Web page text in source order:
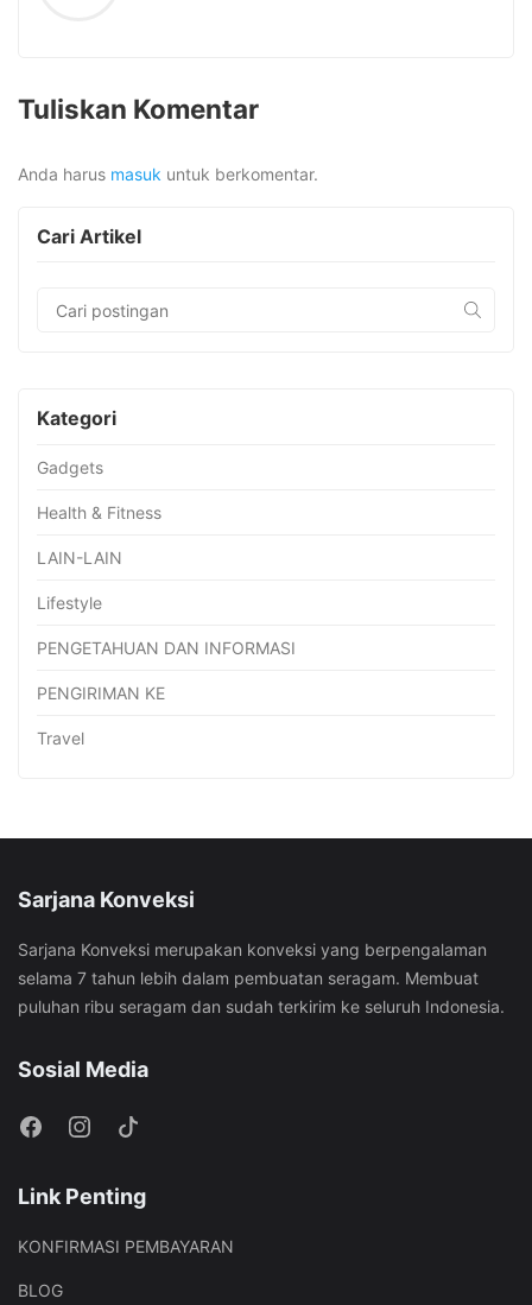
Tuliskan Komentar
Anda harus masuk untuk berkomentar.
Cari Artikel
Kategori
Gadgets
Health & Fitness
LAIN-LAIN
Lifestyle
PENGETAHUAN DAN INFORMASI
PENGIRIMAN KE
Travel
Sarjana Konveksi
Sarjana Konveksi merupakan konveksi yang berpengalaman
selama 7 tahun lebih dalam pembuatan seragam. Membuat
puluhan ribu seragam dan sudah terkirim ke seluruh Indonesia.
Sosial Media
Link Penting
KONFIRMASI PEMBAYARAN
BLOG